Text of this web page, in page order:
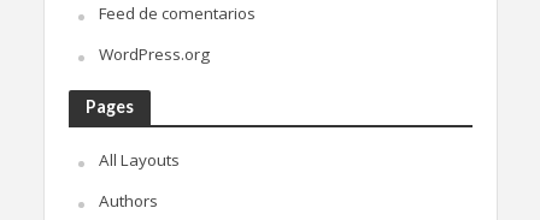
Feed de comentarios
WordPress.org
Pages
All Layouts
Authors